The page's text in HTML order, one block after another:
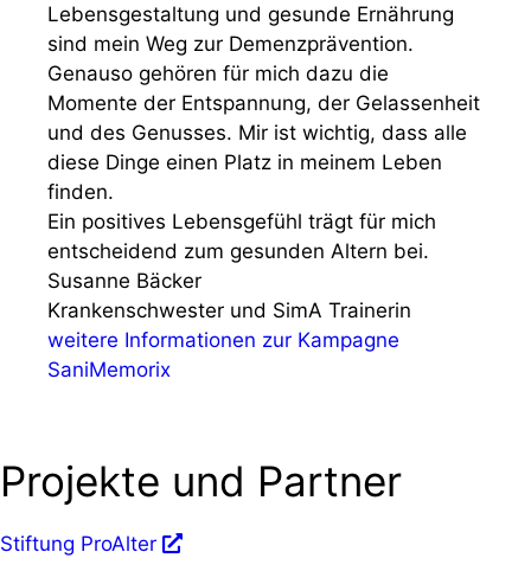
Lebensgestaltung und gesunde Ernährung
sind mein Weg zur Demenzprävention.
Genauso gehören für mich dazu die
Momente der Entspannung, der Gelassenheit
und des Genusses. Mir ist wichtig, dass alle
diese Dinge einen Platz in meinem Leben
finden.
Ein positives Lebensgefühl trägt für mich
entscheidend zum gesunden Altern bei.
Susanne Bäcker
Krankenschwester und SimA Trainerin
weitere Informationen zur Kampagne
SaniMemorix
Projekte und Partner
Stiftung ProAlter